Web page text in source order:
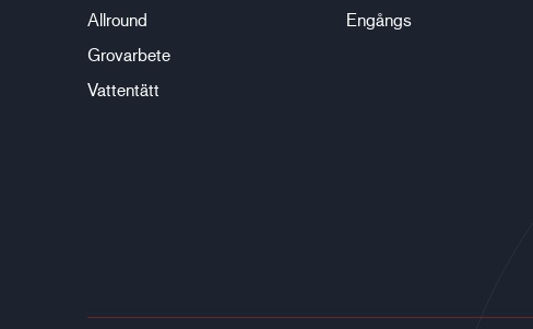
Allround
Grovarbete
Vattentätt
Engångs